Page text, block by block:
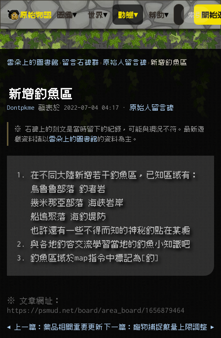
原始物語 圖鑑▾ 世界▾ 動態▾ 幫助▾
搜尋萬物
搜人物、
索引開始
雲朵上的圖書館 留言石碑群 原始人留言碑 新增釣魚區
新增釣魚區
Dontpkme 發表於 2022-07-04 04:17 · 原始人留言碑
※ 石碑上的刻文是當時留下的紀錄，可能與現況不符。最新遊
戲資料請以 雲朵上的圖書館的資料為主。
1. 在不同大陸新增若干釣魚區，已知區域有：
   烏魯魯部落 釣者岩
   幾米那亞部落 海峽岩岸
   船塢聚落 海釣堤防
   也許還有一些不得而知的神秘釣點在某處
2. 與各地釣客交流學習當地的釣魚小知識吧
3. 釣魚區域於map指令中標記為[釣]
※ 文章網址：
https://psmud.net/board/area_board/1656879464
◂ 上一篇：藥品相關重要更新下一篇：寵物捕捉數量上限調整 ▸